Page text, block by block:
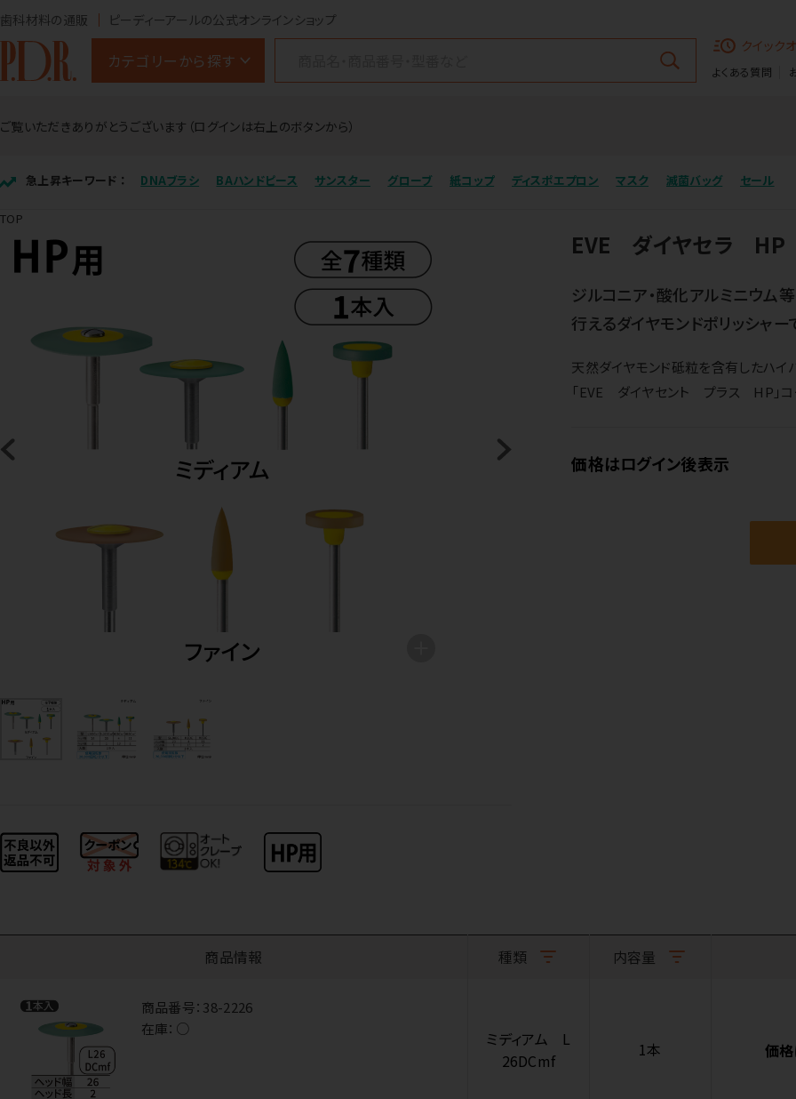
歯科材料の通販 ピーディーアールの公式オンラインショップ
カテゴリーから探す
クイック
よくある質問
ご覧いただきありがとうございます（ログインは右上のボタンから）
急上昇キーワード ： DNAブラシ BAハンドピース サンスター グローブ 紙コップ ディスポエプロン マスク 滅菌バッグ セール
TOP
EVE ダイヤセラ HP
ジルコニア・酸化アルミニウム
行えるダイヤモンドポリッシャー
天然ダイヤモンド砥粒を含有したハイ
「EVE ダイヤセント プラス HP」コ
価格はログイン後表示
商品情報 種類 内容量
商品番号： 38-2226
在庫： ○
ミディアム L
26DCmf
1本 価